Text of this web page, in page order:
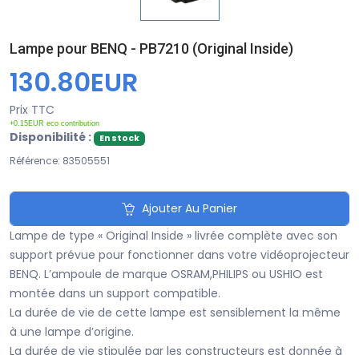
Lampe pour BENQ - PB7210 (Original Inside)
130.80EUR
Prix TTC
+0.15EUR eco contribution
Disponibilité : En stock
Référence: 83505551
Ajouter Au Panier
Lampe de type « Original Inside » livrée complète avec son
support prévue pour fonctionner dans votre vidéoprojecteur
BENQ. L’ampoule de marque OSRAM,PHILIPS ou USHIO est
montée dans un support compatible.
La durée de vie de cette lampe est sensiblement la même
à une lampe d’origine.
La durée de vie stipulée par les constructeurs est donnée à